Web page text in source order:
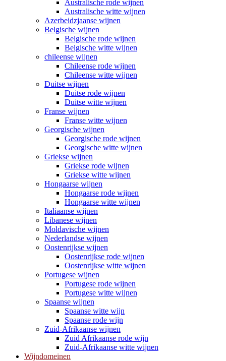
Australische rode wijnen
Australische witte wijnen
Azerbeidzjaanse wijnen
Belgische wijnen
Belgische rode wijnen
Belgische witte wijnen
chileense wijnen
Chileense rode wijnen
Chileense witte wijnen
Duitse wijnen
Duitse rode wijnen
Duitse witte wijnen
Franse wijnen
Franse witte wijnen
Georgische wijnen
Georgische rode wijnen
Georgische witte wijnen
Griekse wijnen
Griekse rode wijnen
Griekse witte wijnen
Hongaarse wijnen
Hongaarse rode wijnen
Hongaarse witte wijnen
Italiaanse wijnen
Libanese wijnen
Moldavische wijnen
Nederlandse wijnen
Oostenrijkse wijnen
Oostenrijkse rode wijnen
Oostenrijkse witte wijnen
Portugese wijnen
Portugese rode wijnen
Portugese witte wijnen
Spaanse wijnen
Spaanse witte wijn
Spaanse rode wijn
Zuid-Afrikaanse wijnen
Zuid Afrikaanse rode wijn
Zuid-Afrikaanse witte wijnen
Wijndomeinen